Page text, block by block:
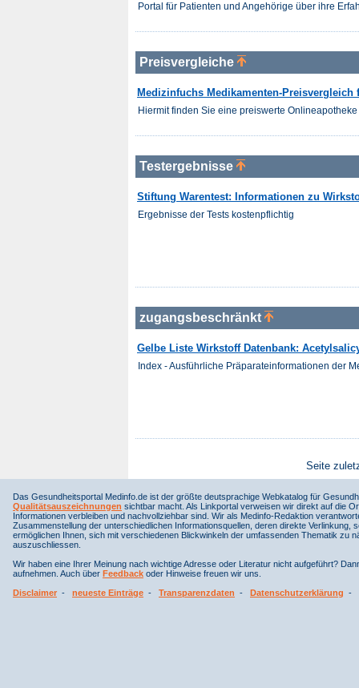
Portal für Patienten und Angehörige über ihre
Preisvergleiche
Medizinfuchs Medikamenten-
Hiermit finden Sie eine preiswerte
Testergebnisse
Stiftung Warentest: Informationen zu
Ergebnisse der Tests kostenpflichtig
zugangsbeschränkt
Gelbe Liste Wirkstoff Datenbank:
Index - Ausführliche Präparateinformationen der
Seite
Das Gesundheitsportal Medinfo.de ist der größte deutsprachige Webkatalog für
Qualitätsauszeichnungen sichtbar macht. Als Linkportal verweisen wir direkt auf die
Informationen verbleiben und nachvollziehbar sind. Wir als Medinfo-Redaktion
Zusammenstellung der unterschiedlichen Informationsquellen, deren direkte
ermöglichen Ihnen, sich mit verschiedenen Blickwinkeln der umfassenden Thematik
auszuschliessen.
Wir haben eine Ihrer Meinung nach wichtige Adresse oder Literatur nicht aufgeführt?
aufnehmen. Auch über Feedback oder Hinweise freuen wir uns.
Disclaimer - neueste Einträge - Transparenzdaten - Datenschutzerklärung -